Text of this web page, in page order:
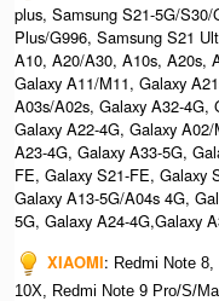
plus, Samsung S21-5G/
Plus/G996, Samsung S21
A10, A20/A30, A10s, A20s,
Galaxy A11/M11, Galaxy
A03s/A02s, Galaxy A32-4G,
Galaxy A22-4G, Galaxy
A23-4G, Galaxy A33-5G,
FE, Galaxy S21-FE, Galaxy
Galaxy A13-5G/A04s 4G,
5G, Galaxy A24-4G,Galaxy
XIAOMI: Redmi Note
10X, Redmi Note 9 Pro/S/